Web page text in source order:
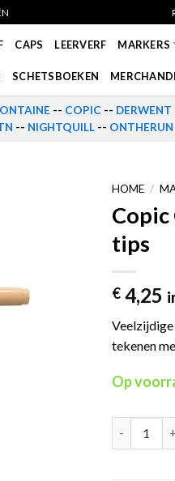
CAPS LEERVERF MARKERS
SCHETSBOEKEN
-- COPIC -- DERWENT
-- NIGHTQUILL -- ONTHERUN
HOME /
Copic
tips
€ 4,25
tekenen
Op